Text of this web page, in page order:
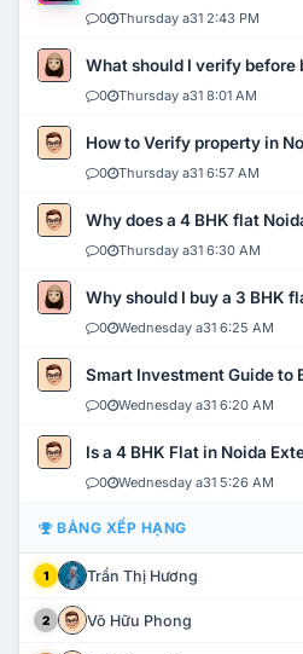
0 Thursday a31 2:43 PM
What should I verify before
0 Thursday a31 8:01 AM
How to Verify property in
0 Thursday a31 6:57 AM
Why does a 4 BHK flat
0 Thursday a31 6:30 AM
Why should I buy a 3 BHK
0 Wednesday a31 6:25 AM
Smart Investment Guide to
0 Wednesday a31 6:20 AM
Is a 4 BHK Flat in Noida
0 Wednesday a31 5:26 AM
BẢNG XẾP HẠNG
1 Trần Thị Hương
2 Võ Hữu Phong